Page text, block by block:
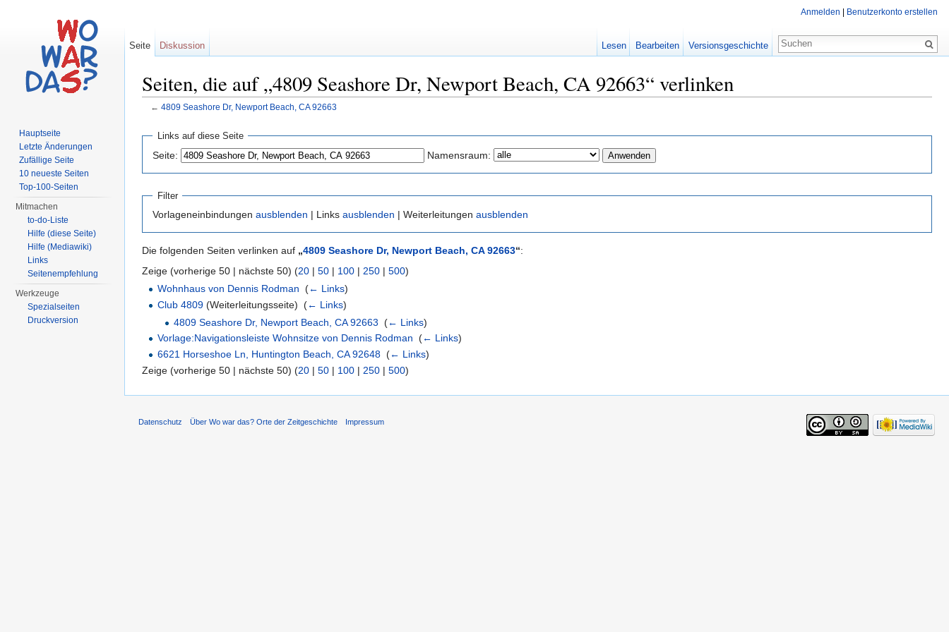
Seiten, die auf „4809 Seashore Dr, Newport Beach, CA 92663“ verlinken
← 4809 Seashore Dr, Newport Beach, CA 92663
Links auf diese Seite
Seite: Namensraum:
Filter
Vorlageneinbindungen ausblenden | Links ausblenden | Weiterleitungen ausblenden
Die folgenden Seiten verlinken auf „4809 Seashore Dr, Newport Beach, CA 92663“:
Zeige (vorherige 50 | nächste 50) (20 | 50 | 100 | 250 | 500)
Wohnhaus von Dennis Rodman
(← Links)
Club 4809 (Weiterleitungsseite) ‎ (← Links)
4809 Seashore Dr, Newport Beach, CA 92663
(← Links)
Vorlage:Navigationsleiste Wohnsitze von Dennis Rodman
(← Links)
6621 Horseshoe Ln, Huntington Beach, CA 92648 (← Links)
Zeige (vorherige 50 | nächste 50) (20 | 50 | 100 | 250 | 500)
Anmelden Benutzerkonto erstellen
Seite Diskussion Lesen Bearbeiten Versionsgeschichte
Hauptseite
Letzte Änderungen
Zufällige Seite
10 neueste Seiten
Top-100-Seiten
Mitmachen
to-do-Liste
Hilfe (diese Seite)
Hilfe (Mediawiki)
Links
Seitenempfehlung
Werkzeuge
Spezialseiten
Druckversion
Datenschutz Über Wo war das? Orte der Zeitgeschichte Impressum